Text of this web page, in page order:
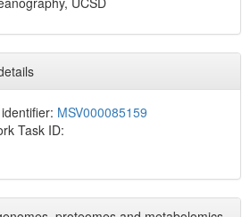
MSV000085159
Task ID: